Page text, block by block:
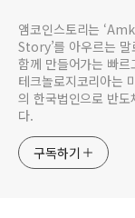
앰코인스토리는
Story’를 아우르는
함께 만들어가는 빠
테크놀로지코리아
의 한국법인으로 반
다.
구독하기